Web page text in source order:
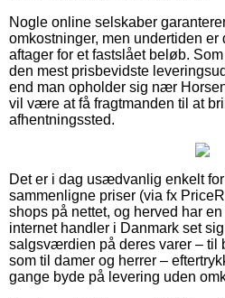
Nogle online selskaber
omkostninger, men undertiden er
aftager for et fastslået beløb.
den mest prisbevidste
end man opholder sig nær
vil være at få fragtmanden til at
afhentningssted.
Det er i dag usædvanlig enkelt
sammenligne priser (via fx
shops på nettet, og herved har
internet handler i Danmark set
salgsværdien på deres varer – til
som til damer og herrer –
gange byde på levering uden